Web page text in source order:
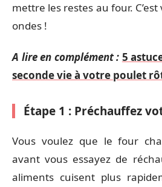
mettre les restes au four.
ondes !
A lire en complément : 5
seconde vie à votre poulet
Étape 1 : Préchauffez
Vous voulez que le four
avant vous essayez de
aliments cuisent plus